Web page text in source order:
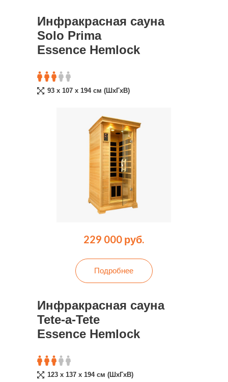
Инфракрасная сауна
Solo Prima
Essence Hemlock
93 x 107 x 194 cм (ШxГxВ)
229 000 руб.
Подробнее
Инфракрасная сауна
Tete-a-Tete
Essence Hemlock
123 x 137 x 194 cм (ШxГxВ)